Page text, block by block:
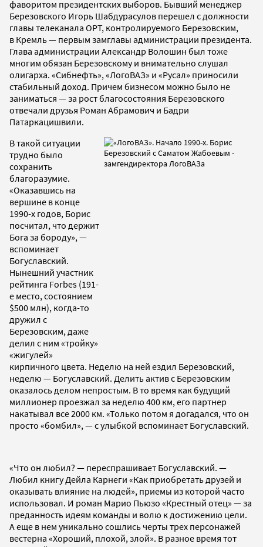
фаворитом президентских выборов. Бывший менеджер
Березовского Игорь Шабдурасулов перешел с должности
главы телеканала ОРТ, контролируемого Березовским,
в Кремль — первым замглавы администрации президента.
Глава администрации Александр Волошин был тоже
многим обязан Березовскому и внимательно слушал
олигарха. «Сибнефть», «ЛогоВАЗ» и «Русал» приносили
стабильный доход. Причем бизнесом можно было не
заниматься — за рост благосостояния Березовского
отвечали друзья Роман Абрамович и Бадри
Патаркацишвили.
В такой ситуации
трудно было
сохранить
благоразумие.
«Оказавшись на
вершине в конце
1990-х годов, Борис
посчитал, что держит
Бога за бороду», —
вспоминает
Богуславский.
Нынешний участник
рейтинга Forbes (191-
е место, состоянием
$500 млн), когда-то
дружил с
Березовским, даже
делил с ним «тройку»
«жигулей»
кирпичного цвета. Неделю на ней ездил Березовский,
неделю — Богуславский. Делить актив с Березовским
оказалось делом непростым. В то время как будущий
миллионер проезжал за неделю 400 км, его партнер
накатывал все 2000 км. «Только потом я догадался, что он
просто «бомбил», — с улыбкой вспоминает Богуславский.
«Что он любил? — переспрашивает Богуславский. —
Любил книгу Дейла Карнеги «Как приобретать друзей и
оказывать влияние на людей», приемы из которой часто
использовал. И роман Марио Пьюзо «Крестный отец» — за
преданность идеям команды и волю к достижению цели.
А еще в нем уникально сошлись черты трех персонажей
вестерна «Хороший, плохой, злой». В разное время тот